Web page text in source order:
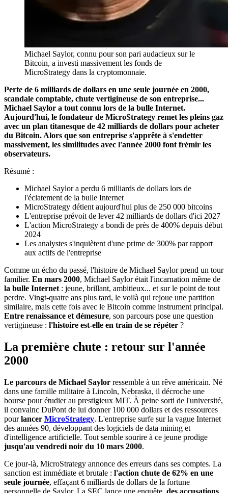
Michael Saylor, connu pour son pari audacieux sur le
Bitcoin, a investi massivement les fonds de
MicroStrategy dans la cryptomonnaie.
Perte de 6 milliards de dollars en une seule journée en 2000,
scandale comptable, chute vertigineuse de son entreprise...
Michael Saylor a tout connu lors de la bulle Internet.
Aujourd'hui, le fondateur de MicroStrategy remet les pleins gaz
avec un plan titanesque de 42 milliards de dollars pour acheter
du Bitcoin. Alors que son entreprise s'apprête à s'endetter
massivement, les similitudes avec l'année 2000 font frémir les
observateurs.
Résumé :
Michael Saylor a perdu 6 milliards de dollars lors de
l'éclatement de la bulle Internet
MicroStrategy détient aujourd'hui plus de 250 000 bitcoins
L'entreprise prévoit de lever 42 milliards de dollars d'ici 2027
L'action MicroStrategy a bondi de près de 400% depuis début
2024
Les analystes s'inquiètent d'une prime de 300% par rapport
aux actifs de l'entreprise
Comme un écho du passé, l'histoire de Michael Saylor prend un tour
familier. En mars 2000, Michael Saylor était l'incarnation même de
la bulle Internet : jeune, brillant, ambitieux... et sur le point de tout
perdre. Vingt-quatre ans plus tard, le voilà qui rejoue une partition
similaire, mais cette fois avec le Bitcoin comme instrument principal.
Entre renaissance et démesure, son parcours pose une question
vertigineuse : l'histoire est-elle en train de se répéter ?
La première chute : retour sur l'année
2000
Le parcours de Michael Saylor ressemble à un rêve américain. Né
dans une famille militaire à Lincoln, Nebraska, il décroche une
bourse pour étudier au prestigieux MIT. À peine sorti de l'université,
il convainc DuPont de lui donner 100 000 dollars et des ressources
pourlancer MicroStrategy. L'entreprise surfe sur la vague Internet
des années 90, développant des logiciels de data mining et
d'intelligence artificielle. Tout semble sourire à ce jeune prodige
jusqu'au vendredi noir du 10 mars 2000.
Ce jour-là, MicroStrategy annonce des erreurs dans ses comptes. La
sanction est immédiate et brutale : l'action chute de 62% en une
seule journée, effaçant 6 milliards de dollars de la fortune
personnelle de Saylor. La SEC lance une enquête, des accusations